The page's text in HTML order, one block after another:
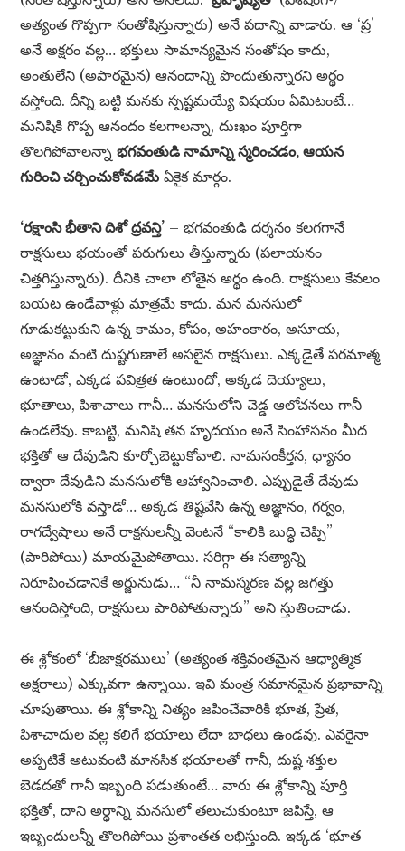
అత్యంత గొప్పగా సంతోషిస్తున్నారు) అనే పదాన్ని వాడారు. ఆ ‘ప్ర’
అనే అక్షరం వల్ల… భక్తులు సామాన్యమైన సంతోషం కాదు,
అంతులేని (అపారమైన) ఆనందాన్ని పొందుతున్నారని అర్థం
వస్తోంది. దీన్ని బట్టి మనకు స్పష్టమయ్యే విషయం ఏమిటంటే…
మనిషికి గొప్ప ఆనందం కలగాలన్నా, దుఃఖం పూర్తిగా
తొలగిపోవాలన్నాభగవంతుడి నామాన్ని స్మరించడం, ఆయన
గురించి చర్చించుకోవడమే ఏకైక మార్గం.
‘రక్షాంసి భీతాని దిశో ద్రవన్తి’ – భగవంతుడి దర్శనం కలగగానే
రాక్షసులు భయంతో పరుగులు తీస్తున్నారు (పలాయనం
చిత్తగిస్తున్నారు). దీనికి చాలా లోతైన అర్థం ఉంది. రాక్షసులు కేవలం
బయట ఉండేవాళ్లు మాత్రమే కాదు. మన మనసులో
గూడుకట్టుకుని ఉన్న కామం, కోపం, అహంకారం, అసూయ,
అజ్ఞానం వంటి దుష్టగుణాలే అసలైన రాక్షసులు. ఎక్కడైతే పరమాత్మ
ఉంటాడో, ఎక్కడ పవిత్రత ఉంటుందో, అక్కడ దెయ్యాలు,
భూతాలు, పిశాచాలు గానీ… మనసులోని చెడ్డ ఆలోచనలు గానీ
ఉండలేవు. కాబట్టి, మనిషి తన హృదయం అనే సింహాసనం మీద
భక్తితో ఆ దేవుడిని కూర్చోబెట్టుకోవాలి. నామసంకీర్తన, ధ్యానం
ద్వారా దేవుడిని మనసులోకి ఆహ్వానించాలి. ఎప్పుడైతే దేవుడు
మనసులోకి వస్తాడో… అక్కడ తిష్టవేసి ఉన్న అజ్ఞానం, గర్వం,
రాగద్వేషాలు అనే రాక్షసులన్నీ వెంటనే “కాలికి బుద్ధి చెప్పి”
(పారిపోయి) మాయమైపోతాయి. సరిగ్గా ఈ సత్యాన్ని
నిరూపించడానికే అర్జునుడు… “నీ నామస్మరణ వల్ల జగత్తు
ఆనందిస్తోంది, రాక్షసులు పారిపోతున్నారు” అని స్తుతించాడు.
ఈ శ్లోకంలో ‘బీజాక్షరములు’ (అత్యంత శక్తివంతమైన ఆధ్యాత్మిక
అక్షరాలు) ఎక్కువగా ఉన్నాయి. ఇవి మంత్ర సమానమైన ప్రభావాన్ని
చూపుతాయి. ఈ శ్లోకాన్ని నిత్యం జపించేవారికి భూత, ప్రేత,
పిశాచాదుల వల్ల కలిగే భయాలు లేదా బాధలు ఉండవు. ఎవరైనా
అప్పటికే అటువంటి మానసిక భయాలతో గానీ, దుష్ట శక్తుల
బెడదతో గానీ ఇబ్బంది పడుతుంటే… వారు ఈ శ్లోకాన్ని పూర్తి
భక్తితో, దాని అర్థాన్ని మనసులో తలుచుకుంటూ జపిస్తే, ఆ
ఇబ్బందులన్నీ తొలగిపోయి ప్రశాంతత లభిస్తుంది. ఇక్కడ ‘భూత